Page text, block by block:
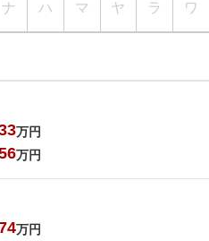
ナ ハ マ ヤ ラ ワ
万円
万円
万円